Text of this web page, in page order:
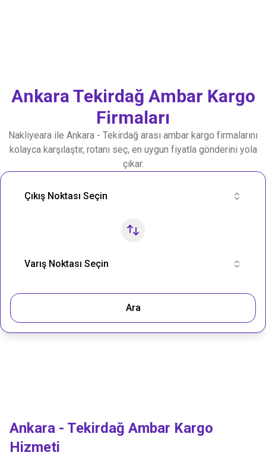
Ankara Tekirdağ Ambar Kargo
Firmaları
Nakliyeara ile Ankara - Tekirdağ arası ambar kargo firmalarını
kolayca karşılaştır, rotanı seç, en uygun fiyatla gönderini yola
çıkar.
Nakliye Rotası Ara
Çıkış Noktası Seçin
Varış Noktası Seçin
Ara
Ankara - Tekirdağ Ambar Kargo
Hizmeti